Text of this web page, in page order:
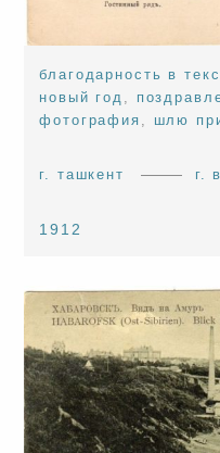
благодарность в
новый год
фотография
шлю
г. ташкент г.
1912